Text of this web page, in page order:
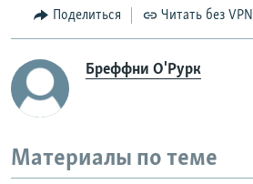
Поделиться Читать без VPN
Бреффни О'Рурк
Материалы по теме